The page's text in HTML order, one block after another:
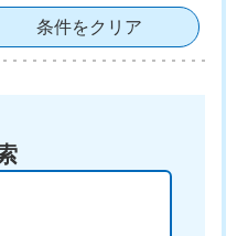
条件をクリア